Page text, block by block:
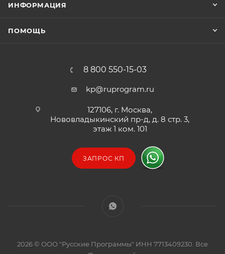
ИНФОРМАЦИЯ
ПОМОЩЬ
8 800 550-15-03
kp@ruprogram.ru
127106, г. Москва,
Нововладыкинский пр-д, д. 8 стр. 3,
этаж 1 ком. 101
ЗАПРОС КП
2026 © ООО "Русские Программы" ИНН 7713409230. Все